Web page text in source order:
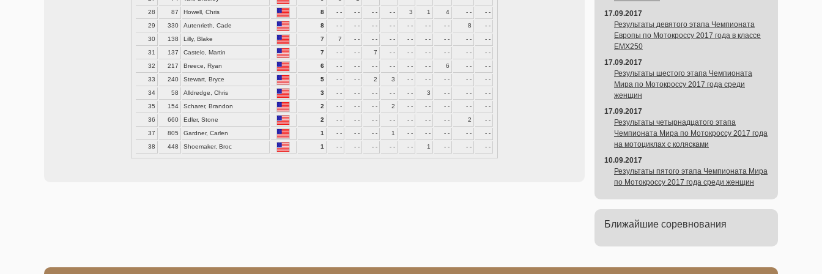
28
87 Howell, Chris 8 - - - - - - - - 3 1 4 - -
- -
29
330 Autenrieth, Cade 8 - - - - - - - - - - - - - - 8
- -
30
138 Lilly, Blake 7 7 - - - - - - - - - - - - - -
- -
31
137 Castelo, Martin 7 - - - - 7 - - - - - - - - - -
- -
32
217 Breece, Ryan 6 - - - - - - - - - - - - 6 - -
- -
33
240 Stewart, Bryce 5 - - - - 2 3 - - - - - - - -
- -
34
58 Alldredge, Chris 3 - - - - - - - - - - 3 - - - -
- -
35
154 Scharer, Brandon 2 - - - - - - 2 - - - - - - - -
- -
36
660 Edler, Stone 2 - - - - - - - - - - - - - - 2
- -
37
805 Gardner, Carlen 1 - - - - - - 1 - - - - - - - -
- -
38
448 Shoemaker, Broc 1 - - - - - - - - - - 1 - - - - - -
17.09.2017
Результаты девятого этапа Чемпионата
Европы по Мотокроссу 2017 года в классе
EMX250
17.09.2017
Результаты шестого этапа Чемпионата
Мира по Мотокроссу 2017 года среди
женщин
17.09.2017
Результаты четырнадцатого этапа
Чемпионата Мира по Мотокроссу 2017 года
на мотоциклах с колясками
10.09.2017
Результаты пятого этапа Чемпионата Мира
по Мотокроссу 2017 года среди женщин
Ближайшие соревнования